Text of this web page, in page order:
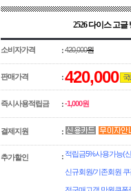
2526 다이스 고
소비자가격 :420,000원
판매가격 :420,000
즉시사용적립금 :-1,000원
결제지원 :
추가할인 : 적립금5%사용가능(
신규회원/기존회원